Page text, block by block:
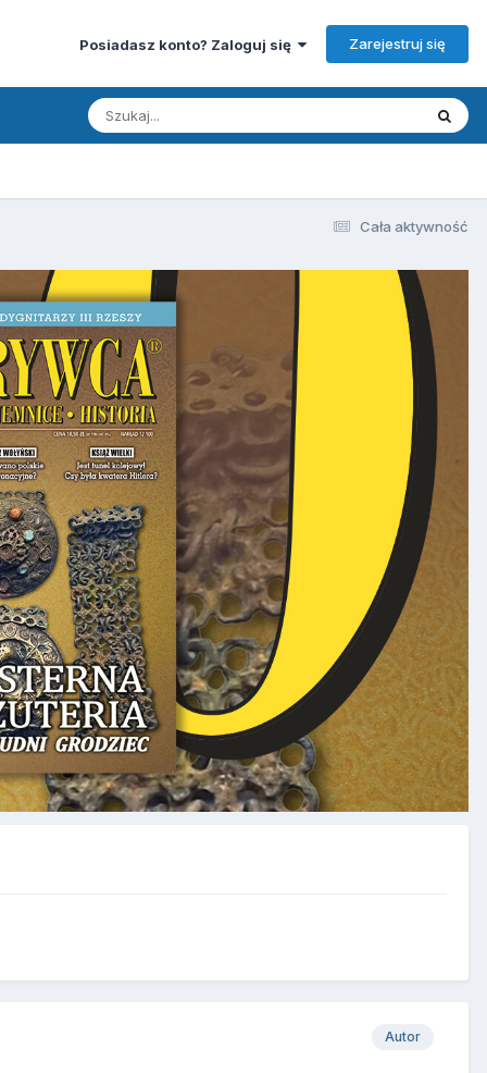
Posiadasz konto? Zaloguj się Zarejestruj się
Cała aktywność
Autor